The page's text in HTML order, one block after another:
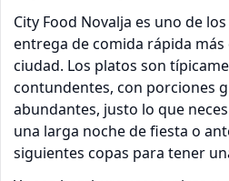
City Food Novalja es uno de
entrega de comida rápida más
ciudad. Los platos son
contundentes, con porciones
abundantes, justo lo que
una larga noche de fiesta o
siguientes copas para tener